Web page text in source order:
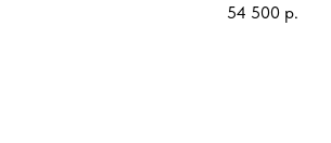
54 500 р.